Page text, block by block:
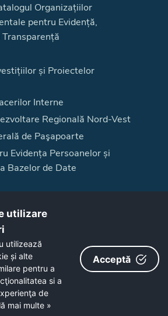
Organizațiilor
pentru Evidență,
și Proiectelor
Interne
Regională Nord-Vest
de Paşapoarte
Evidența Persoanelor și
Bazelor de Date
Administrativă 2014-2020,
667/ MySMIS 129687
celelalte programe cofinanțate de Uniunea
să vizitați
www.fonduri-ue.ro.
nu reprezintă în mod obligatoriu poziția oficială
Întreaga responsabilitate asupra
prezentate revine inițiatorilor site-ului
web.
utilizare
utilizează
și alte
pentru a
si a
de
mai multe »
Acceptă